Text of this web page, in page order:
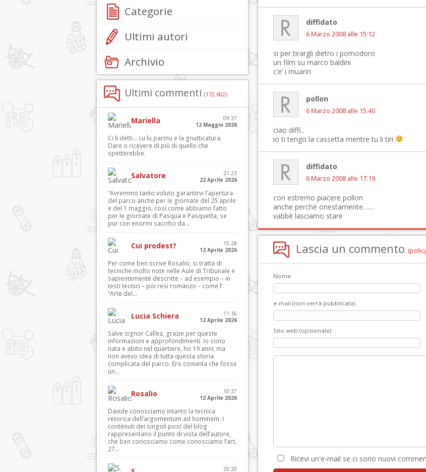
diffidato
6 Marzo 2008 alle 15:12
si per tirargli dietro i pomodoro
un film su marco baldini
c’e’ i muariri
pollon
6 Marzo 2008 alle 15:40
ciao diffi..
io ti tengo la cassetta mentre tu li tiri
diffidato
6 Marzo 2008 alle 17:19
con estremo piacere pollon
anche perchè onestamente……
vabbè lasciamo stare
Lascia un commento
Nome
e-mail (non verrà pubblicata)
Sito web (opzionale)
Ricevi un'e-mail se ci sono nuovi
Categorie
Ultimi autori
Archivio
Ultimi commenti (172.602)
Mariella
09:37
12 Maggio 2026
Ci li detti… cu lu parmu e la gnutticatura.
Dare o ricevere di più di quello che
spetterebbe.
Salvatore
21:23
22 Aprile 2026
“Avremmo tanto voluto garantirvi l’apertura
del parco anche per le giornate del 25 aprile
e del 1 maggio, così come abbiamo fatto
per le giornate di Pasqua e Pasquetta, se
pur con enormi sacrifici da...
Cui prodest?
15:28
12 Aprile 2026
Per come ben scrive Rosalio, si tratta di
tecniche molto note nelle Aule di Tribunale e
sapientemente descritte – ad esempio – in
testi tecnici – poi resi romanzo – come l’
“Arte del...
Lucia Schiera
11:16
12 Aprile 2026
Salve signor Callea, grazie per queste
informazioni e approfondimenti. Io sono
nata e abito nel quartiere, ho 19 anni, ma
non avevo idea di tutta questa storia
complicata del parco. Ero convinta che fosse
un...
Rosalio
10:37
12 Aprile 2026
Davide conosciamo intanto la tecnica
retorica dell’argomentum ad hominem. I
contenuti dei singoli post del blog
rappresentano il punto di vista dell’autore,
che ben conosciamo come conosciamo l’art.
27...
20:20